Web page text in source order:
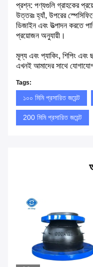
প্রশ্ন: পণ্যগুলি গ্রাহকের
উত্তরঃ হ্যাঁ, উপরের
ডিজাইন এবং উত্পাদন করতে
প্রয়োজন অনুযায়ী।
মূল্য এবং প্যাকিং, শিপিং
এখনই আমাদের সাথে
Tags:
১০০ মিমি প্রসারিত জয়েন্ট
200 মিমি প্রসারিত জয়েন্ট